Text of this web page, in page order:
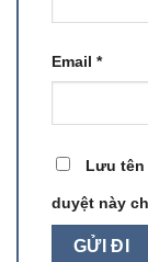
Email *
Lưu tên
duyệt này